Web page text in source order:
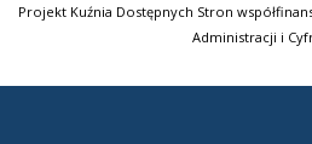
Projekt Kuźnia Dostępnych Stron
Administracji i